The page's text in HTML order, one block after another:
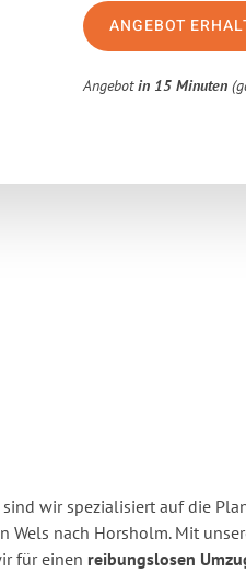
ANGEBOT
Angebotin 15 Minuten
sind wir spezialisiert auf die
Wels nach Horsholm. Mit
für einen reibungslosen